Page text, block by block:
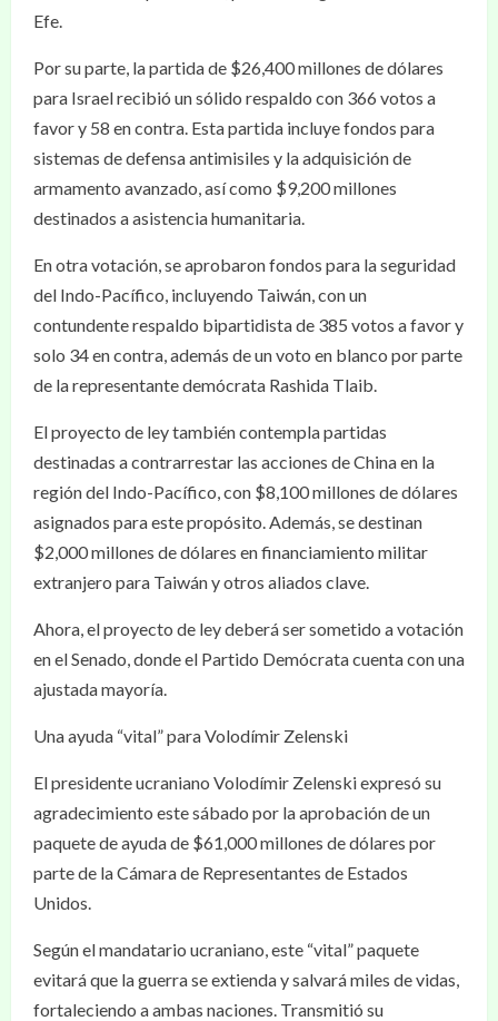
Efe.
Por su parte, la partida de $26,400 millones de dólares
para Israel recibió un sólido respaldo con 366 votos a
favor y 58 en contra. Esta partida incluye fondos para
sistemas de defensa antimisiles y la adquisición de
armamento avanzado, así como $9,200 millones
destinados a asistencia humanitaria.
En otra votación, se aprobaron fondos para la seguridad
del Indo-Pacífico, incluyendo Taiwán, con un
contundente respaldo bipartidista de 385 votos a favor y
solo 34 en contra, además de un voto en blanco por parte
de la representante demócrata Rashida Tlaib.
El proyecto de ley también contempla partidas
destinadas a contrarrestar las acciones de China en la
región del Indo-Pacífico, con $8,100 millones de dólares
asignados para este propósito. Además, se destinan
$2,000 millones de dólares en financiamiento militar
extranjero para Taiwán y otros aliados clave.
Ahora, el proyecto de ley deberá ser sometido a votación
en el Senado, donde el Partido Demócrata cuenta con una
ajustada mayoría.
Una ayuda “vital” para Volodímir Zelenski
El presidente ucraniano Volodímir Zelenski expresó su
agradecimiento este sábado por la aprobación de un
paquete de ayuda de $61,000 millones de dólares por
parte de la Cámara de Representantes de Estados
Unidos.
Según el mandatario ucraniano, este “vital” paquete
evitará que la guerra se extienda y salvará miles de vidas,
fortaleciendo a ambas naciones. Transmitió su